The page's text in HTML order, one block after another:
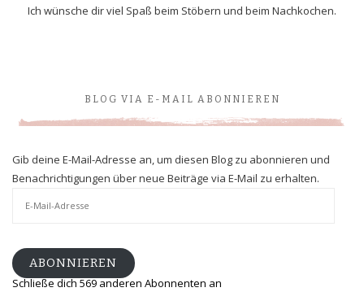
Ich wünsche dir viel Spaß beim Stöbern und beim Nachkochen.
BLOG VIA E-MAIL ABONNIEREN
Gib deine E-Mail-Adresse an, um diesen Blog zu abonnieren und
Benachrichtigungen über neue Beiträge via E-Mail zu erhalten.
ABONNIEREN
Schließe dich 569 anderen Abonnenten an